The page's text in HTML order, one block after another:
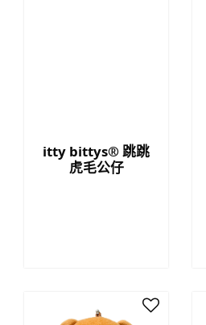
itty bittys® 跳跳
虎毛公仔